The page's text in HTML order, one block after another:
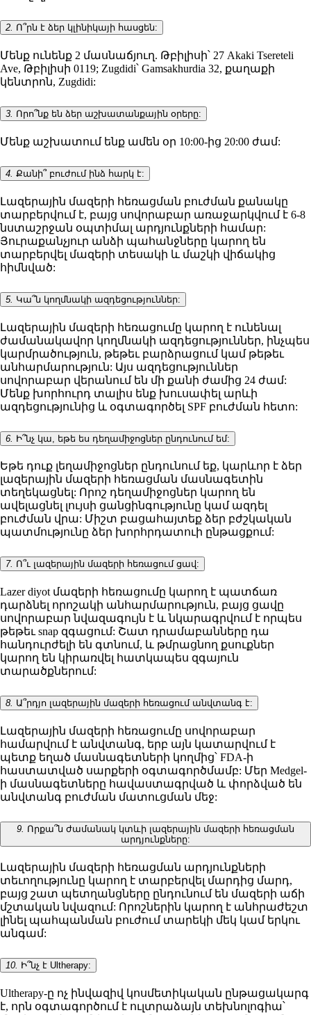
2. Ո՞րն է ձեր կլինիկայի հասցեն:
Մենք ունենք 2 մասնաճյուղ. Թբիլիսի՝ 27 Akaki Tsereteli
Ave, Թբիլիսի 0119; Zugdidi՝ Gamsakhurdia 32, քաղաքի
կենտրոն, Zugdidi:
3. Որո՞նք են ձեր աշխատանքային օրերը:
Մենք աշխատում ենք ամեն օր 10:00-ից 20:00 ժամ:
4. Քանի՞ բուժում ինձ հարկ է:
Լազերային մազերի հեռացման բուժման քանակը
տարբերվում է, բայց սովորաբար առաջարկվում է 6-8
նստաշրջան օպտիմալ արդյունքների համար:
Յուրաքանչյուր անձի պահանջները կարող են
տարբերվել մազերի տեսակի և մաշկի վիճակից
հիմնված:
5. Կա՞ն կողմնակի ազդեցություններ:
Լազերային մազերի հեռացումը կարող է ունենալ
ժամանակավոր կողմնակի ազդեցություններ, ինչպես
կարմրածություն, թեթեւ բարձրացում կամ թեթեւ
անհարմարություն: Այս ազդեցություններ
սովորաբար վերանում են մի քանի ժամից 24 ժամ:
Մենք խորհուրդ տալիս ենք խուսափել արևի
ազդեցությունից և օգտագործել SPF բուժման հետո:
6. Ի՞նչ կա, եթե ես դեղամիջոցներ ընդունում եմ:
Եթե դուք լեղամիջոցներ ընդունում եք, կարևոր է ձեր
լազերային մազերի հեռացման մասնագետին
տեղեկացնել: Որոշ դեղամիջոցներ կարող են
ավելացնել լույսի ցանցինգությունը կամ ազդել
բուժման վրա: Միշտ բացահայտեք ձեր բժշկական
պատմությունը ձեր խորհրդատուի ընթացքում:
7. Ո՞ւ լազերային մազերի հեռացում ցավ:
Lazer diyot մազերի հեռացումը կարող է պատճառ
դարձնել որոշակի անհարմարություն, բայց ցավը
սովորաբար նվազագույն է և նկարագրվում է որպես
թեթեւ snap զգացում: Շատ դրամաբանները դա
հանդուրժելի են գտնում, և թմրացնող քսուքներ
կարող են կիրառվել հատկապես զգայուն
տարածքներում:
8. Ա՞րդյո լազերային մազերի հեռացում անվտանգ է:
Լազերային մազերի հեռացումը սովորաբար
համարվում է անվտանգ, երբ այն կատարվում է
պետք եղած մասնագետների կողմից՝ FDA-ի
հաստատված սարքերի օգտագործմամբ: Մեր Medgel-
ի մասնագետները հավաստագրված և փորձված են
անվտանգ բուժման մատուցման մեջ:
9. Որքա՞ն ժամանակ կտևի լազերային մազերի հեռացման
արդյունքները:
Լազերային մազերի հեռացման արդյունքների
տեւողությունը կարող է տարբերվել մարդից մարդ,
բայց շատ պետղանցները ընդունում են մազերի աճի
մշտական նվազում: Որոշներին կարող է անհրաժեշտ
լինել պահպանման բուժում տարեկի մեկ կամ երկու
անգամ:
10. Ի՞նչ է Ultherapy:
Ultherapy-ը ոչ ինվազիվ կոսմետիկական ընթացակարգ
է, որն օգտագործում է ուլտրաձայն տեխնոլոգիա՝